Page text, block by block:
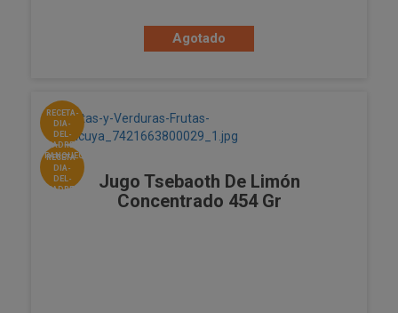
Agotado
RECETA-
DIA-
DEL-
PADRE-
PANQUEQUES
RECETA-
DIA-
DEL-
PADRE-
Jugo Tsebaoth De Limón
Concentrado 454 Gr